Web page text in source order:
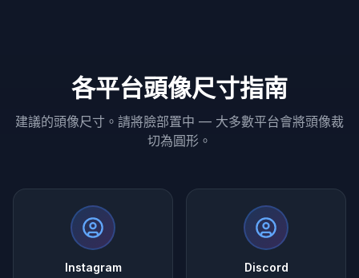
各平台頭像尺寸指南
建議的頭像尺寸。請將臉部置中 — 大多數平台會將頭像裁
切為圓形。
Instagram Discord